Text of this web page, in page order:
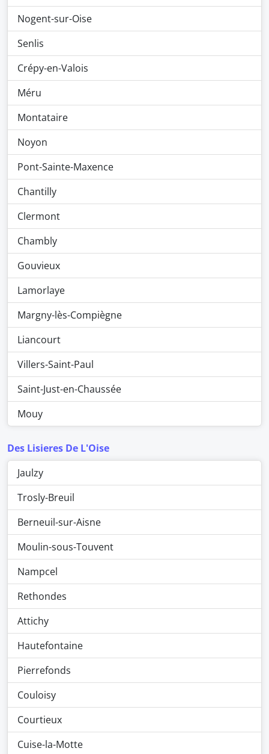
Nogent-sur-Oise
Senlis
Crépy-en-Valois
Méru
Montataire
Noyon
Pont-Sainte-Maxence
Chantilly
Clermont
Chambly
Gouvieux
Lamorlaye
Margny-lès-Compiègne
Liancourt
Villers-Saint-Paul
Saint-Just-en-Chaussée
Mouy
Des Lisieres De L'Oise
Jaulzy
Trosly-Breuil
Berneuil-sur-Aisne
Moulin-sous-Touvent
Nampcel
Rethondes
Attichy
Hautefontaine
Pierrefonds
Couloisy
Courtieux
Cuise-la-Motte